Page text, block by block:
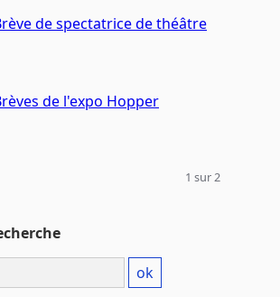
de spectatrice de théâtre
de l'expo Hopper
1 sur 2